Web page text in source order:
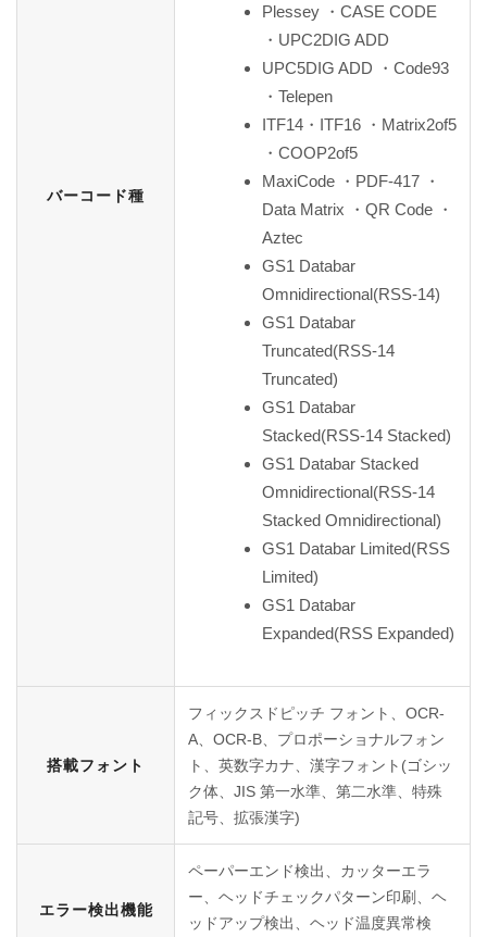
バーコード種
Plessey ・CASE CODE
・UPC2DIG ADD
UPC5DIG ADD ・Code93
・Telepen
ITF14・ITF16 ・Matrix2of5
・COOP2of5
MaxiCode ・PDF-417 ・
Data Matrix ・QR Code ・
Aztec
GS1 Databar
Omnidirectional(RSS-14)
GS1 Databar
Truncated(RSS-14
Truncated)
GS1 Databar
Stacked(RSS-14 Stacked)
GS1 Databar Stacked
Omnidirectional(RSS-14
Stacked Omnidirectional)
GS1 Databar Limited(RSS
Limited)
GS1 Databar
Expanded(RSS Expanded)
搭載フォント
フィックスドピッチ フォント、OCR-
A、OCR-B、プロポーショナルフォン
ト、英数字カナ、漢字フォント(ゴシッ
ク体、JIS 第一水準、第二水準、特殊
記号、拡張漢字)
エラー検出機能
ペーパーエンド検出、カッターエラ
ー、ヘッドチェックパターン印刷、ヘ
ッドアップ検出、ヘッド温度異常検